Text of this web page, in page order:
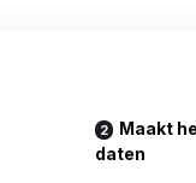
Maakt
daten